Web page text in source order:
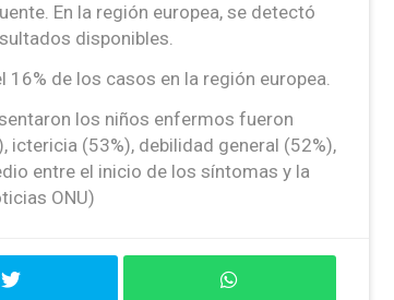
En la región europea, se detectó
disponibles.
16% de los casos en la región europea.
los niños enfermos fueron
(53%), debilidad general (52%),
entre el inicio de los síntomas y la
ONU)